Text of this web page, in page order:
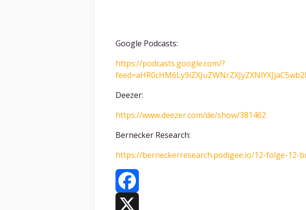
Google Podcasts:
https://podcasts.google.com/?
Deezer:
https://www.deezer.com/de/show/381462
Bernecker Research:
https://berneckerresearch.podigee.io/12-folge-12-
Facebook